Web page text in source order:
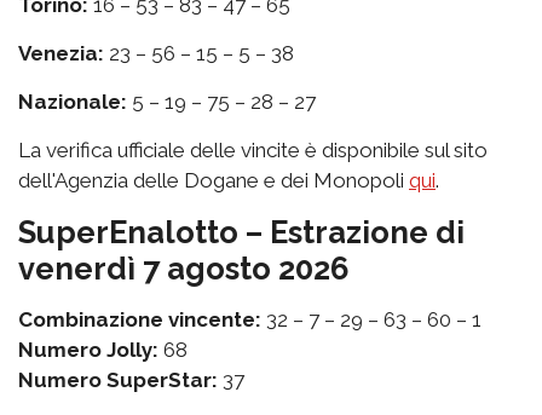
Torino: 16 – 53 – 83 – 47 – 65
Venezia: 23 – 56 – 15 – 5 – 38
Nazionale: 5 – 19 – 75 – 28 – 27
La verifica ufficiale delle vincite è disponibile sul sito
dell'Agenzia delle Dogane e dei Monopoli qui.
SuperEnalotto – Estrazione di
venerdì 7 agosto 2026
Combinazione vincente: 32 – 7 – 29 – 63 – 60 – 1
Numero Jolly: 68
Numero SuperStar: 37